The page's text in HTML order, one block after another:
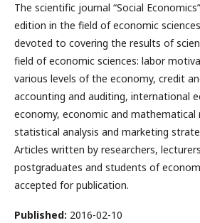
The scientific journal “Social
edition in the field of economic
devoted to covering the results of
field of economic sciences: labor
various levels of the economy, credit
accounting and auditing, international
economy, economic and mathematical
statistical analysis and marketing
Articles written by researchers,
postgraduates and students of
accepted for publication.
Published: 2016-02-10